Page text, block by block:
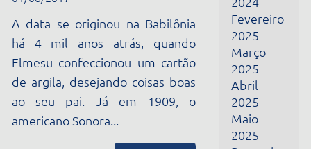
agosto!
01/08/2017
A data se originou na Babilônia
há 4 mil anos atrás, quando
Elmesu confeccionou um cartão
de argila, desejando coisas boas
Maio
2026
Junho
2026
Julho
2026